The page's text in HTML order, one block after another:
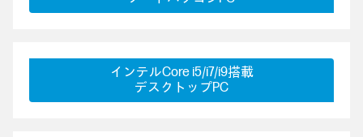
インテルCore i5/i7/i9搭載
デスクトップPC